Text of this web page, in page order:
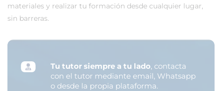
materiales y realizar tu formación desde cualquier lugar,
sin barreras.
Tu tutor siempre a tu lado, contacta
con el tutor mediante email, Whatsapp
o desde la propia plataforma.